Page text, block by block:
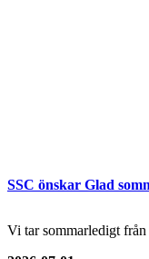
SSC önskar Glad
Vi tar sommarledigt